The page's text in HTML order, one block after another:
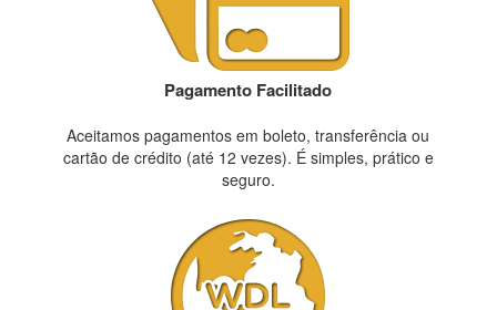
Pagamento Facilitado
Aceitamos pagamentos em boleto, transferência ou
cartão de crédito (até 12 vezes). É simples, prático e
seguro.